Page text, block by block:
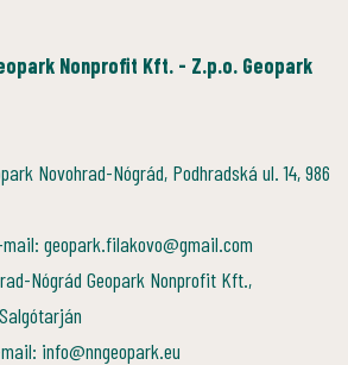
Nonprofit Kft. - Z.p.o. Geopark
Novohrad-Nógrád, Podhradská ul. 14, 986
mail: geopark.filakovo@gmail.com
Nógrád Geopark Nonprofit Kft.,
info@nngeopark.eu